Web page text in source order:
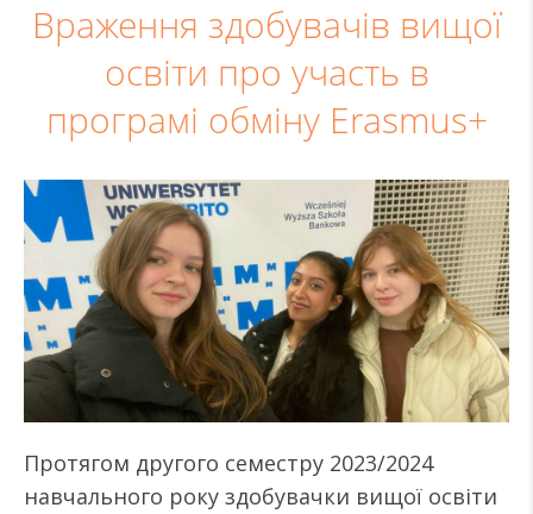
Враження здобувачів вищої
освіти про участь в
програмі обміну Erasmus+
Протягом другого семестру 2023/2024
навчального року здобувачки вищої освіти